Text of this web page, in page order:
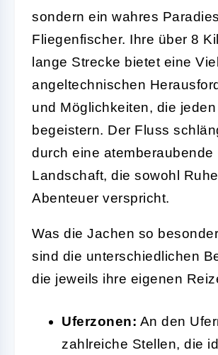
sondern ein wahres
Fliegenfischer. Ihre über 8
lange Strecke bietet eine
angeltechnischen
und Möglichkeiten, die
begeistern. Der Fluss
durch eine atemberaubende
Landschaft, die sowohl
Abenteuer verspricht.
Was die Jachen so
sind die unterschiedlichen
die jeweils ihre eigenen
Uferzonen: An den
zahlreiche Stellen, die